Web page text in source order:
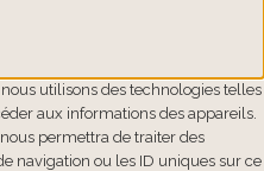
utilisons des technologies telles
aux informations des appareils.
permettra de traiter des
navigation ou les ID uniques sur ce